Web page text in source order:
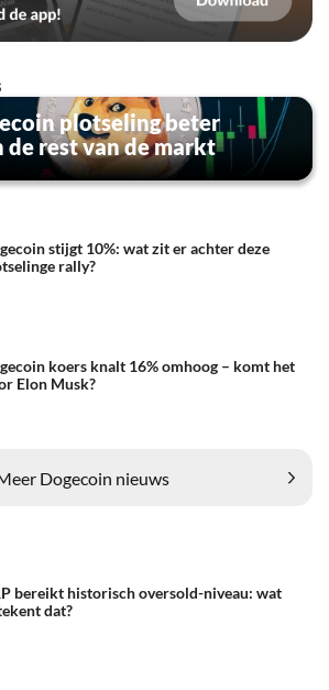
plotseling beter
de rest van de markt
stijgt 10%: wat zit er achter deze
rally?
koers knalt 16% omhoog – komt het
Elon Musk?
Dogecoin nieuws
bereikt historisch oversold-niveau: wat
dat?